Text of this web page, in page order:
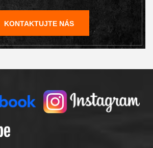
KONTAKTUJTE NÁS